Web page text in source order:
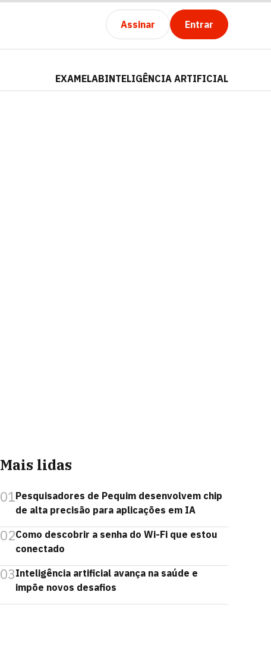
Assinar Entrar
EXAMELABINTELIGÊNCIA ARTIFICIAL
Mais lidas
01Pesquisadores de Pequim desenvolvem chip
de alta precisão para aplicações em IA
02Como descobrir a senha do Wi-Fi que estou
conectado
03Inteligência artificial avança na saúde e
impõe novos desafios